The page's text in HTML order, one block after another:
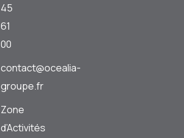
45
61
00
contact@ocealia-
groupe.fr
Zone
d’Activités